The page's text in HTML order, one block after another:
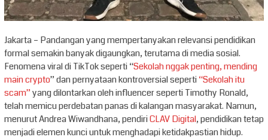
Jakarta – Pandangan yang mempertanyakan relevansi pendidikan
formal semakin banyak digaungkan, terutama di media sosial.
Fenomena viral di TikTok seperti “Sekolah nggak penting, mending
main crypto” dan pernyataan kontroversial seperti“Sekolah itu
scam”yang dilontarkan oleh influencer seperti Timothy Ronald,
telah memicu perdebatan panas di kalangan masyarakat. Namun,
menurut Andrea Wiwandhana, pendiriCLAV Digital, pendidikan tetap
menjadi elemen kunci untuk menghadapi ketidakpastian hidup.